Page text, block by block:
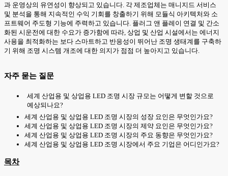
과 운영상의 유연성이 향상되고 있습니다. 각 제조업체는 매니지드 서비스
및 분석을 통해 지속적인 수익 기회를 창출하기 위해 모듈식 아키텍처와 소
프트웨어 주도형 기능에 주력하고 있습니다. 플러그 앤 플레이 연결 및 간소
화된 시운전에 대한 수요가 증가함에 따라, 상업 및 산업 시설에서는 에너지
사용을 최적화하는 보다 스마트하고 반응성이 뛰어난 조명 생태계를 구축하
기 위해 조명 시스템 개조에 대한 의지가 점점 더 높아지고 있습니다.
자주 묻는 질문
세계 산업용 및 상업용 LED 조명 시장 규모는 어떻게 변할 것으로
예상되나요?
세계 산업용 및 상업용 LED 조명 시장의 성장 요인은 무엇인가요?
세계 산업용 및 상업용 LED 조명 시장의 제약 요인은 무엇인가요?
세계 산업용 및 상업용 LED 조명 시장의 주요 동향은 무엇인가요?
세계 산업용 및 상업용 LED 조명 시장에서 주요 기업은 어디인가요?
목차